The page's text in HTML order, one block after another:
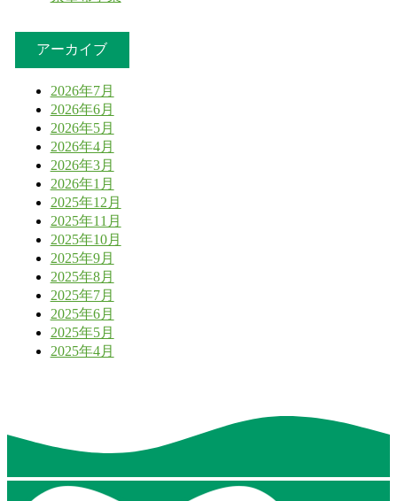
アーカイブ
2026年7月
2026年6月
2026年5月
2026年4月
2026年3月
2026年1月
2025年12月
2025年11月
2025年10月
2025年9月
2025年8月
2025年7月
2025年6月
2025年5月
2025年4月